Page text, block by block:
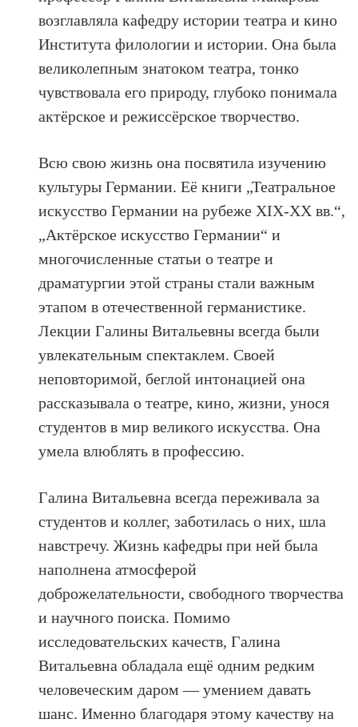
возглавляла кафедру истории театра и кино
Института филологии и истории. Она была
великолепным знатоком театра, тонко
чувствовала его природу, глубоко понимала
актёрское и режиссёрское творчество.
Всю свою жизнь она посвятила изучению
культуры Германии. Её книги „Театральное
искусство Германии на рубеже XIX-XX вв.“,
„Актёрское искусство Германии“ и
многочисленные статьи о театре и
драматургии этой страны стали важным
этапом в отечественной германистике.
Лекции Галины Витальевны всегда были
увлекательным спектаклем. Своей
неповторимой, беглой интонацией она
рассказывала о театре, кино, жизни, унося
студентов в мир великого искусства. Она
умела влюблять в профессию.
Галина Витальевна всегда переживала за
студентов и коллег, заботилась о них, шла
навстречу. Жизнь кафедры при ней была
наполнена атмосферой
доброжелательности, свободного творчества
и научного поиска. Помимо
исследовательских качеств, Галина
Витальевна обладала ещё одним редким
человеческим даром — умением давать
шанс. Именно благодаря этому качеству на